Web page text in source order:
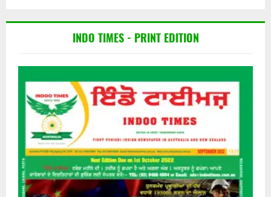
INDO TIMES - PRINT EDITION